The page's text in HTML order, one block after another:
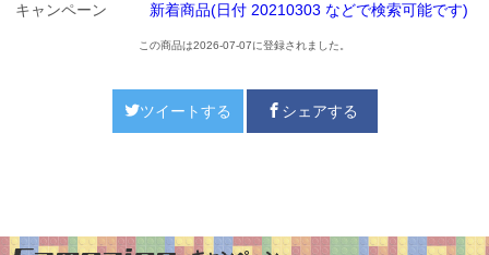
キャンペーン 新着商品(日付 20210303 などで検索可能です)
この商品は2026-07-07に登録されました。
ツイートする シェアする